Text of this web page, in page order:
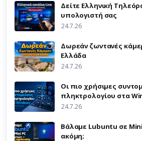
Δείτε Ελληνική
υπολογιστή σας
24.7.26
Δωρεάν ζωντανές
Ελλάδα
24.7.26
Οι πιο χρήσιμες
πληκτρολογίου στα
24.7.26
Βάλαμε Lubuntu σε Mini
ακόμη;